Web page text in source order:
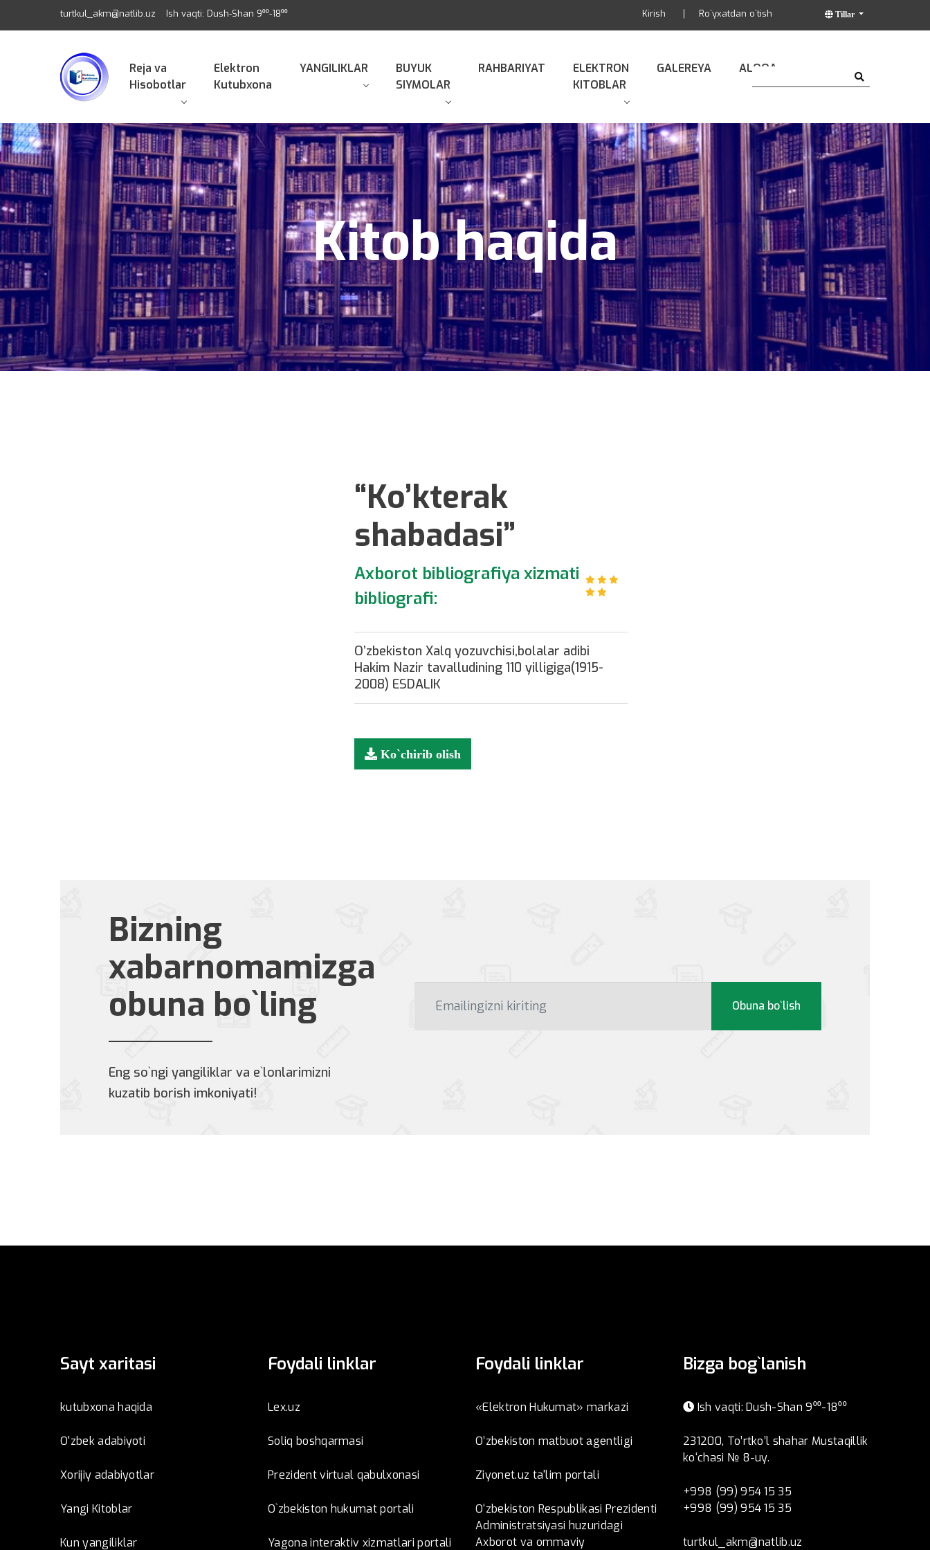
turtkul_akm@natlib.uz Ish vaqti: Dush-Shan 9⁰⁰-18⁰⁰ Tillar
Kirish Ro`yxatdan o`tish
Reja va
Hisobotlar
Elektron
Kutubxona
YANGILIKLAR
BUYUK
SIYMOLAR
RAHBARIYAT
ELEKTRON
KITOBLAR
GALEREYA ALOQA
Kitob haqida
“Ko’kterak
shabadasi”
Axborot bibliografiya xizmati
bibliografi:
O’zbekiston Xalq yozuvchisi,bolalar adibi
Hakim Nazir tavalludining 110 yilligiga(1915-
2008) ESDALIK
Ko`chirib olish
Bizning
xabarnomamizga
obuna bo`ling
Eng so`ngi yangiliklar va e`lonlarimizni
kuzatib borish imkoniyati!
Obuna bo`lish
Sayt xaritasi
kutubxona haqida
O'zbek adabiyoti
Xorijiy adabiyotlar
Yangi Kitoblar
Kun yangiliklar
Foydali linklar
Lex.uz
Soliq boshqarmasi
Prezident virtual qabulxonasi
O`zbekiston hukumat portali
Yagona interaktiv xizmatlari portali
Foydali linklar
«Elektron Hukumat» markazi
O’zbеkistоn mаtbuоt аgеntligi
Ziyonet.uz ta'lim portali
O‘zbekiston Respublikasi Prezidenti
Administratsiyasi huzuridagi
Axborot va ommaviy
Bizga bog`lanish
Ish vaqti: Dush-Shan 9⁰⁰-18⁰⁰
231200, To’rtko’l shahar Mustaqillik
ko‘chasi № 8-uy.
+998 (99) 954 15 35
+998 (99) 954 15 35
turtkul_akm@natlib.uz